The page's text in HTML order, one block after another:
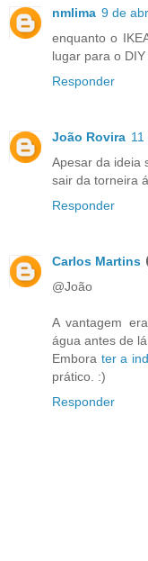
nmlima 9 de
enquanto o
lugar para o
Responder
João Rovira
Apesar da ideia
sair da torneira
Responder
Carlos Martins
@João
A vantagem
água antes de
Embora ter a
prático. :)
Responder